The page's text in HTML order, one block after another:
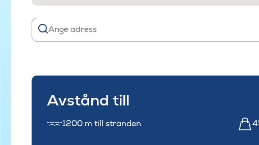
Avstånd till
1200 m till stranden